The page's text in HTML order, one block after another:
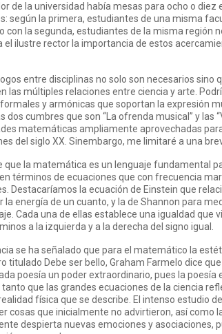
de la universidad había mesas para ocho o
según la primera, estudiantes de una misma
con la segunda, estudiantes de la misma región
el ilustre rector la importancia de estos
entre disciplinas no solo son necesarios sino
las múltiples relaciones entre ciencia y arte.
y armónicas que soportan la expresión
dos cumbres que son “La ofrenda musical” y las
matemáticas ampliamente aprovechadas
del siglo XX. Sinembargo, me limitaré a una
que la matemática es un lenguaje fundamental
términos de ecuaciones que con frecuencia
Destacaríamos la ecuación de Einstein que
la energía de un cuanto, y la de Shannon para
Cada una de ellas establece una igualdad que
a la izquierda y a la derecha del signo igual.
se ha señalado que para el matemático la
titulado Debe ser bello, Graham Farmelo dice
poesía un poder extraordinario, pues la poesía
tanto que las grandes ecuaciones de la ciencia
física que se describe. El intenso estudio
cosas que inicialmente no advirtieron, así como
despierta nuevas emociones y asociaciones,